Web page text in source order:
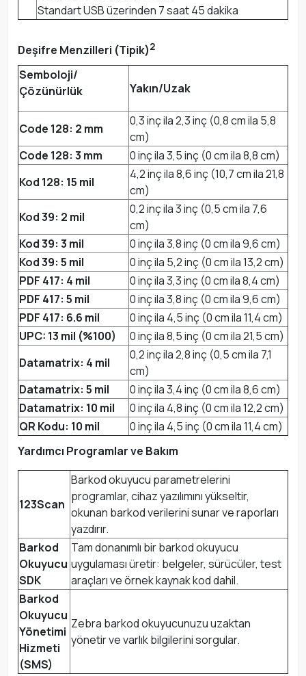
Standart USB üzerinden 7 saat 45 dakika
Deşifre Menzilleri (Tipik)2
Semboloji/
Çözünürlük
Yakın/Uzak
Code 128: 2 mm
0,3 inç ila 2,3 inç (0,8 cm ila 5,8
cm)
Code 128: 3 mm
0 inç ila 3,5 inç (0 cm ila 8,8 cm)
Kod 128: 15 mil
4,2 inç ila 8,6 inç (10,7 cm ila 21,8
cm)
Kod 39: 2 mil
0,2 inç ila 3 inç (0,5 cm ila 7,6
cm)
Kod 39: 3 mil
0 inç ila 3,8 inç (0 cm ila 9,6 cm)
Kod 39: 5 mil
0 inç ila 5,2 inç (0 cm ila 13,2 cm)
PDF 417: 4 mil
0 inç ila 3,3 inç (0 cm ila 8,4 cm)
PDF 417: 5 mil
0 inç ila 3,8 inç (0 cm ila 9,6 cm)
PDF 417: 6.6 mil
0 inç ila 4,5 inç (0 cm ila 11,4 cm)
UPC: 13 mil (%100)
0 inç ila 8,5 inç (0 cm ila 21,5 cm)
Datamatrix: 4 mil
0,2 inç ila 2,8 inç (0,5 cm ila 7,1
cm)
Datamatrix: 5 mil
0 inç ila 3,4 inç (0 cm ila 8,6 cm)
Datamatrix: 10 mil
0 inç ila 4,8 inç (0 cm ila 12,2 cm)
QR Kodu: 10 mil
0 inç ila 4,5 inç (0 cm ila 11,4 cm)
Yardımcı Programlar ve Bakım
123Scan
Barkod okuyucu parametrelerini
programlar, cihaz yazılımını yükseltir,
okunan barkod verilerini sunar ve raporları
yazdırır.
Barkod
Okuyucu
SDK
Tam donanımlı bir barkod okuyucu
uygulaması üretir: belgeler, sürücüler, test
araçları ve örnek kaynak kod dahil.
Barkod
Okuyucu
Yönetimi
Hizmeti
(SMS)
Zebra barkod okuyucunuzu uzaktan
yönetir ve varlık bilgilerini sorgular.